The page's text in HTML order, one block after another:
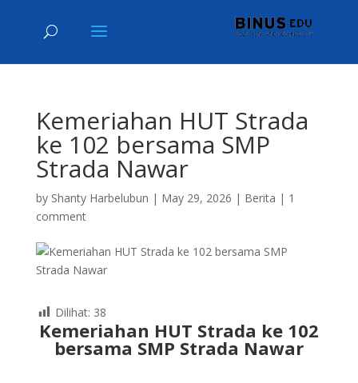
Kemeriahan HUT Strada
ke 102 bersama SMP
Strada Nawar
by Shanty Harbelubun | May 29, 2026 | Berita | 1
comment
Dilihat: 38
Kemeriahan HUT Strada ke 102
bersama SMP Strada Nawar